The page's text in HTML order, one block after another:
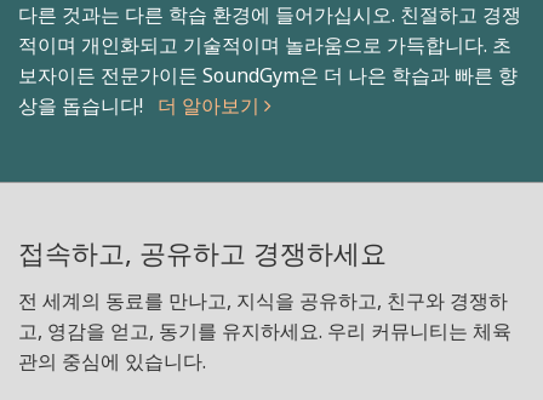
다른 것과는 다른 학습 환경에 들어가십시오. 친절하고 경쟁
적이며 개인화되고 기술적이며 놀라움으로 가득합니다. 초
보자이든 전문가이든 SoundGym은 더 나은 학습과 빠른 향
상을 돕습니다! 더 알아보기
접속하고, 공유하고 경쟁하세요
전 세계의 동료를 만나고, 지식을 공유하고, 친구와 경쟁하
고, 영감을 얻고, 동기를 유지하세요. 우리 커뮤니티는 체육
관의 중심에 있습니다.